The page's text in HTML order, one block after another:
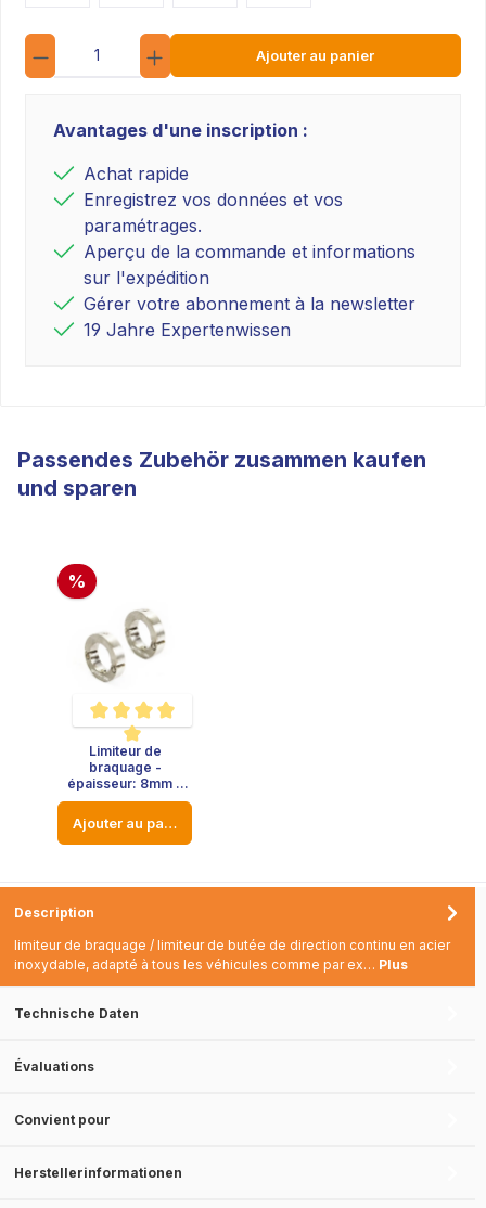
Quantité
Ajouter au panier
Avantages d'une inscription :
Achat rapide
Enregistrez vos données et vos
paramétrages.
Aperçu de la commande et informations
sur l'expédition
Gérer votre abonnement à la newsletter
19 Jahre Expertenwissen
Passendes Zubehör zusammen kaufen
und sparen
%
Note moyenne de 5 sur 5 étoiles
Limiteur de
braquage -
épaisseur: 8mm -
diamètre: 23mm
Ajouter au panier
Description
limiteur de braquage / limiteur de butée de direction continu en acier
inoxydable, adapté à tous les véhicules comme par ex… Plus
Technische Daten
Évaluations
Convient pour
Herstellerinformationen